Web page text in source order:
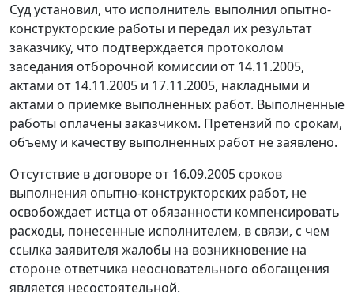
Суд установил, что исполнитель выполнил опытно-
конструкторские работы и передал их результат
заказчику, что подтверждается протоколом
заседания отборочной комиссии от 14.11.2005,
актами от 14.11.2005 и 17.11.2005, накладными и
актами о приемке выполненных работ. Выполненные
работы оплачены заказчиком. Претензий по срокам,
объему и качеству выполненных работ не заявлено.
Отсутствие в договоре от 16.09.2005 сроков
выполнения опытно-конструкторских работ, не
освобождает истца от обязанности компенсировать
расходы, понесенные исполнителем, в связи, с чем
ссылка заявителя жалобы на возникновение на
стороне ответчика неосновательного обогащения
является несостоятельной.